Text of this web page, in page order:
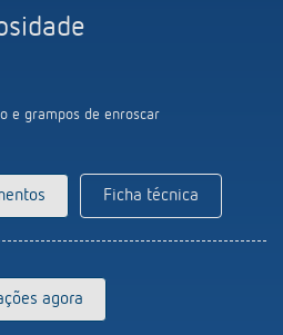
e grampos de enroscar
Ficha técnica
agora